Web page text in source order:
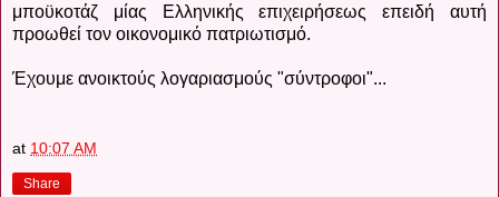
μποϋκοτάζ μίας Ελληνικής επιχειρήσεως επειδή αυτή
προωθεί τον οικονομικό πατριωτισμό.
Έχουμε ανοικτούς λογαριασμούς "σύντροφοι"...
at 10:07 AM
Share